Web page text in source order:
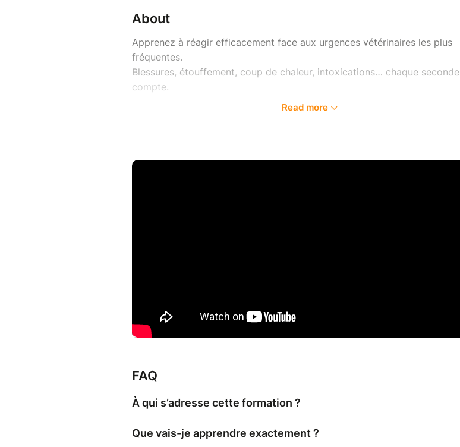
About
Apprenez à réagir efficacement face aux urgences vétérinaires les plus
fréquentes.
Blessures, étouffement, coup de chaleur, intoxications… chaque seconde
compte.
❌ Aucun animal n’est manipulé.
Gestes de premiers secours : saignement, inconscience, plaie, arrêt
cardiaque, coup de chaleur…
Réanimation, immobilisation, manipulation d’urgence
Read more
FAQ
À qui s’adresse cette formation ?
Que vais-je apprendre exactement ?